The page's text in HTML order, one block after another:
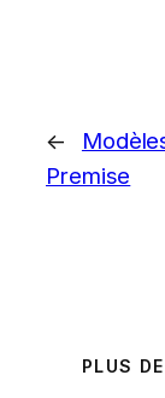
←
Premise
PLUS